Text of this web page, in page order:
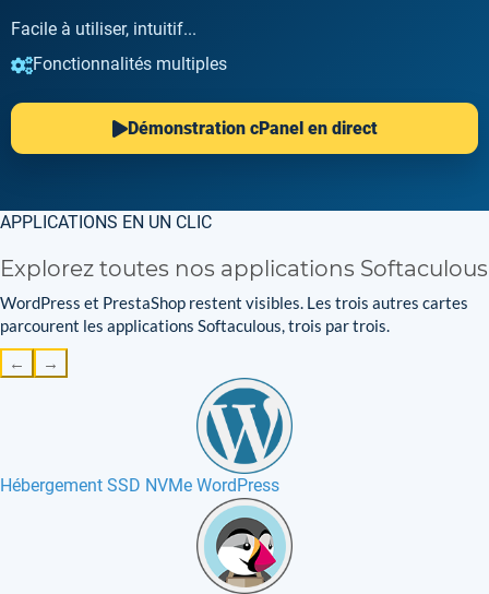
Facile à utiliser, intuitif...
Fonctionnalités multiples
Démonstration cPanel en direct
APPLICATIONS EN UN CLIC
Explorez toutes nos applications Softaculous
WordPress et PrestaShop restent visibles. Les trois autres cartes
parcourent les applications Softaculous, trois par trois.
← →
Hébergement SSD NVMe WordPress